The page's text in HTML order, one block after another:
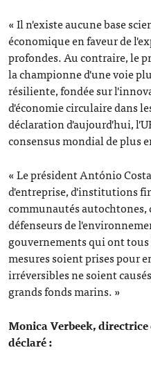
« Il n'existe aucune base
économique en faveur de
profondes. Au contraire, le
la championne d'une voie
résiliente, fondée sur
d'économie circulaire dans
déclaration d'aujourd'hui,
consensus mondial de plus
« Le président António
d'entreprise, d'institutions
communautés autochtones,
défenseurs de
gouvernements qui ont
mesures soient prises pour
irréversibles ne soient
grands fonds marins. »
Monica Verbeek, directrice
déclaré :